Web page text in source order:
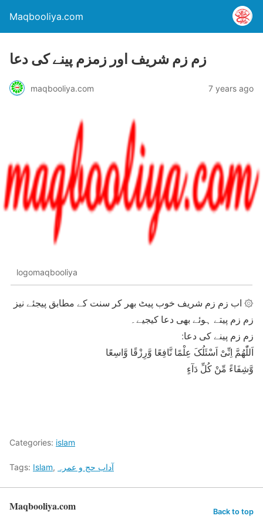
Maqbooliya.com
زم زم شریف اور زمزم پینے کی دعا
maqbooliya.com 7 years ago
logomaqbooliya
۞ اب زم زم شریف خوب پیٹ بھر کر سنت کے مطابق پیجئے نیز
زم زم پیتے ہوئے بھی دعا کیجیے۔
زم زم پینے کی دعا:
اَللّٰھُمَّ اِنِّیْ اَسْئَلُکَ عِلْمًا نَّافِعًا وَّرِزْقًا وَّاسِعًا
وَّشِفَاءً مِّنْ کُلِّ دَآءٍ
Categories: islam
Tags: Islam, آداب حج و عمرہ
Maqbooliya.com Back to top